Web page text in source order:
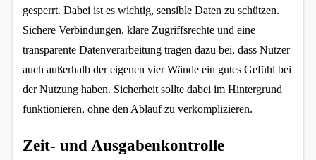
gesperrt. Dabei ist es wichtig, sensible Daten zu schützen.
Sichere Verbindungen, klare Zugriffsrechte und eine
transparente Datenverarbeitung tragen dazu bei, dass Nutzer
auch außerhalb der eigenen vier Wände ein gutes Gefühl bei
der Nutzung haben. Sicherheit sollte dabei im Hintergrund
funktionieren, ohne den Ablauf zu verkomplizieren.
Zeit- und Ausgabenkontrolle